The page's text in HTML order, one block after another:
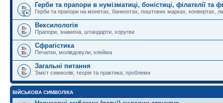
Герби та прапори в нумізматиці, боністиці, філателії та
Герби та прапори на монетах, банкнотах, поштових марках, конвертах,
Вексилологія
Прапори, знамена, штандарти, хоругви
Сфрагістика
Печатки, молівдовули, клейма
Загальні питання
Зміст символів; теорія та практика; проблеми
ВІЙСЬКОВА СИМВОЛІКА